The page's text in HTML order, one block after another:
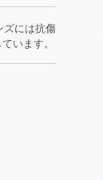
ズには抗傷
います。